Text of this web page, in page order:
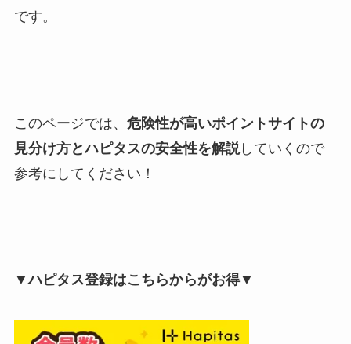
です。
このページでは、 危険性が高いポイントサイトの
見分け方とハピタスの安全性を解説していくので
参考にしてください！
▼ハピタス登録はこちらからがお得▼